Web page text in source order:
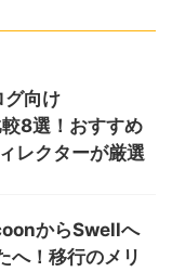
グ向け
8選！おすすめ
レクターが厳選
からSwellへ
へ！移行のメリ